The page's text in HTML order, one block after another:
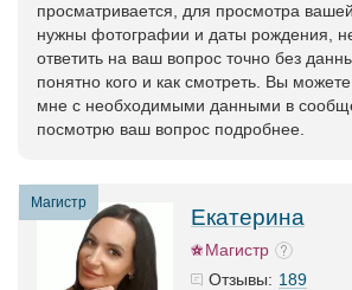
просматривается, для просмотра
нужны фотографии и даты рождения,
ответить на ваш вопрос точно без
понятно кого и как смотреть. Вы
мне с необходимыми данными в
посмотрю ваш вопрос подробнее.
Магистр
Екатерина
Магистр
Отзывы: 189